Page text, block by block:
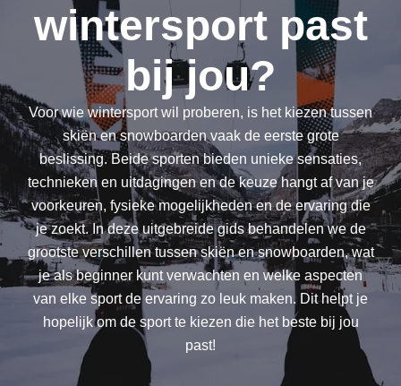
wintersport past
bij jou?
Voor wie wintersport wil proberen, is het kiezen tussen
skiën en snowboarden vaak de eerste grote
beslissing. Beide sporten bieden unieke sensaties,
technieken en uitdagingen en de keuze hangt af van je
voorkeuren, fysieke mogelijkheden en de ervaring die
je zoekt. In deze uitgebreide gids behandelen we de
grootste verschillen tussen skiën en snowboarden, wat
je als beginner kunt verwachten en welke aspecten
van elke sport de ervaring zo leuk maken. Dit helpt je
hopelijk om de sport te kiezen die het beste bij jou
past!